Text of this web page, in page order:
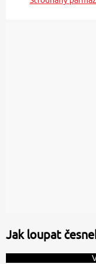
Jak loupat